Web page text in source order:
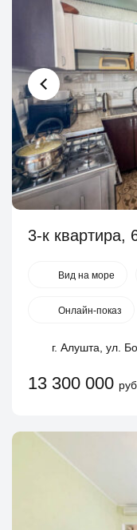
3-к квартира,
Вид на море
Онлайн-показ
г. Алушта, ул.
13 300 000 руб.